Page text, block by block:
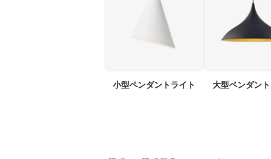
小型ペンダントライト 大型ペンダン